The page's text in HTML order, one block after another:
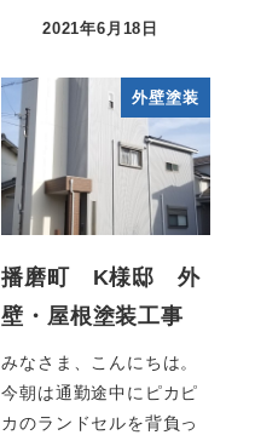
2021年6月18日
外壁塗装
播磨町 K様邸 外
壁・屋根塗装工事
みなさま、こんにちは。
今朝は通勤途中にピカピ
カのランドセルを背負っ